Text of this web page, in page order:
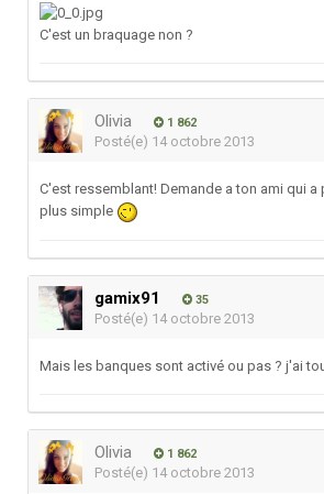
C'est un braquage non ?
Olivia 1 862
Posté(e) 14 octobre 2013
C'est ressemblant! Demande a ton ami qui
plus simple
gamix91 35
Posté(e) 14 octobre 2013
Mais les banques sont activé ou pas ? j'ai
Olivia 1 862
Posté(e) 14 octobre 2013